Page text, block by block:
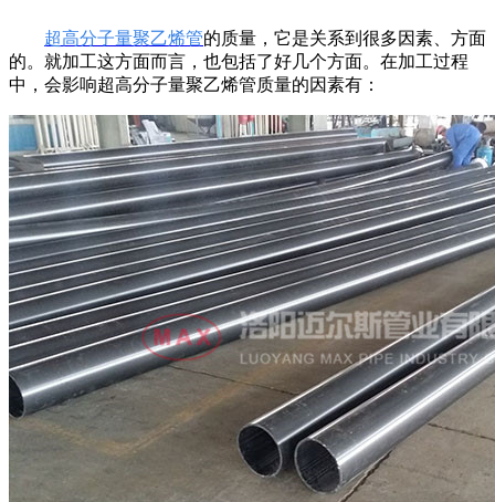
超高分子量聚乙烯管的质量，它是关系到很多因素、方面
的。就加工这方面而言，也包括了好几个方面。在加工过程
中，会影响超高分子量聚乙烯管质量的因素有：